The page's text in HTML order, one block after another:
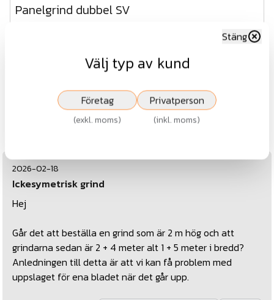
Panelgrind dubbel SV
Visa
Frågor och svar
2026-02-18
Ickesymetrisk grind
Hej
Går det att beställa en grind som är 2 m hög och att
grindarna sedan är 2 + 4 meter alt 1 + 5 meter i bredd?
Anledningen till detta är att vi kan få problem med
uppslaget för ena bladet när det går upp.
Välj typ av kund
Stäng
Företag
(exkl. moms)
Privatperson
(inkl. moms)